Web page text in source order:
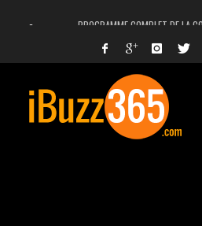
PROGRAMME COMPLET DE LA
FACEBOOK, INSTAGRAM ET WHATSAPP
UNE VIDÉO 4K MONTRE LA PLANÈTE
LANCEMENT DU PREMIER
DÉCÈS DE L’EX-PRÉSIDENT ZINE EL